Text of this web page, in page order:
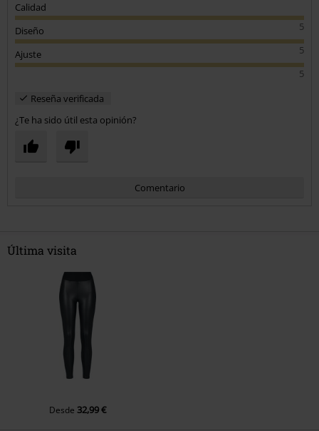
Calidad
5
Diseño
5
Ajuste
5
Reseña verificada
¿Te ha sido útil esta opinión?
Comentario
Enviar comentario
Última visita
Desde 32,99 €